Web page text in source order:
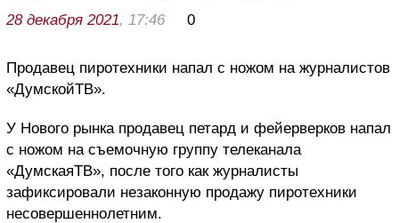
28 декабря 2021, 17:46 0
Продавец пиротехники напал с ножом на журналистов
«ДумскойТВ».
У Нового рынка продавец петард и фейерверков напал
с ножом на съемочную группу телеканала
«ДумскаяТВ», после того как журналисты
зафиксировали незаконную продажу пиротехники
несовершеннолетним.